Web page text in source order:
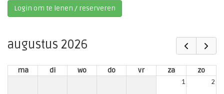
Login om te lenen / reserveren
augustus 2026
ma di wo do vr za
zo
1
2